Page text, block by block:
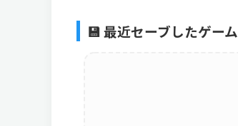
💾 最近セーブしたゲーム